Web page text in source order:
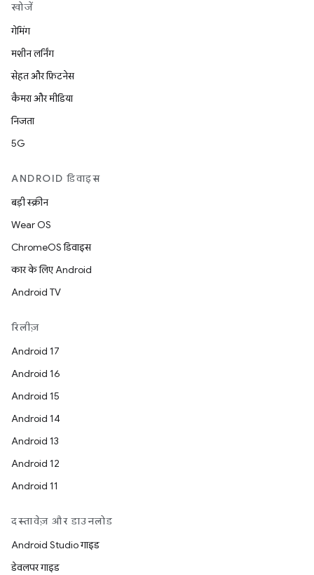
खोजें
गेमिंग
मशीन लर्निंग
सेहत और फ़िटनेस
कैमरा और मीडिया
निजता
5G
ANDROID डिवाइस
बड़ी स्क्रीन
Wear OS
ChromeOS डिवाइस
कार के लिए Android
Android TV
रिलीज़
Android 17
Android 16
Android 15
Android 14
Android 13
Android 12
Android 11
दस्तावेज़ और डाउनलोड
Android Studio गाइड
डेवलपर गाइड